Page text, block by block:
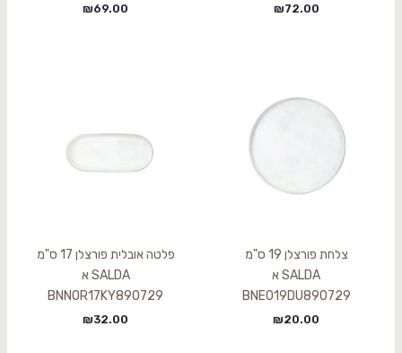
₪72.00
₪69.00
צלחת פורצלן 19 ס"מ
SALDA א
BNEO19DU890729
₪20.00
פלטה אובלית פורצלן 17 ס"מ
SALDA א
BNNOR17KY890729
₪32.00